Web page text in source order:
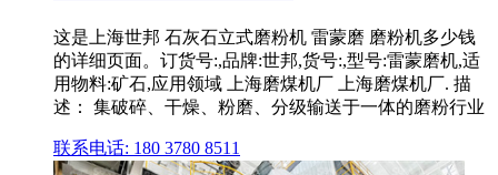
这是上海世邦 石灰石立式磨粉机 雷蒙磨 磨粉机多少钱
的详细页面。订货号:,品牌:世邦,货号:,型号:雷蒙磨机,适
用物料:矿石,应用领域 上海磨煤机厂 上海磨煤机厂. 描
述： 集破碎、干燥、粉磨、分级输送于一体的磨粉行业
联系电话: 180 3780 8511